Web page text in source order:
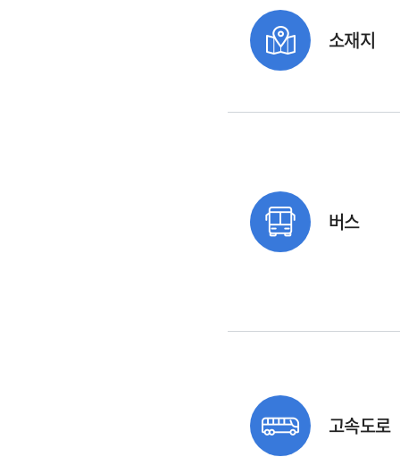
소재지
버스
고속도로